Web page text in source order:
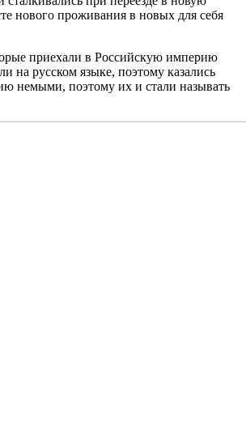
нового проживания в новых для себя
приехали в Российскую империю
на русском языке, поэтому казались
немыми, поэтому их и стали называть